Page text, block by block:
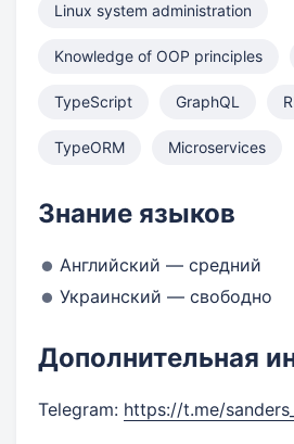
Linux system administration
Knowledge of OOP principles
TypeScript GraphQL
TypeORM Microservices
Знание языков
Английский — средний
Украинский — свободно
Дополнительная
Telegram: https://t.me/